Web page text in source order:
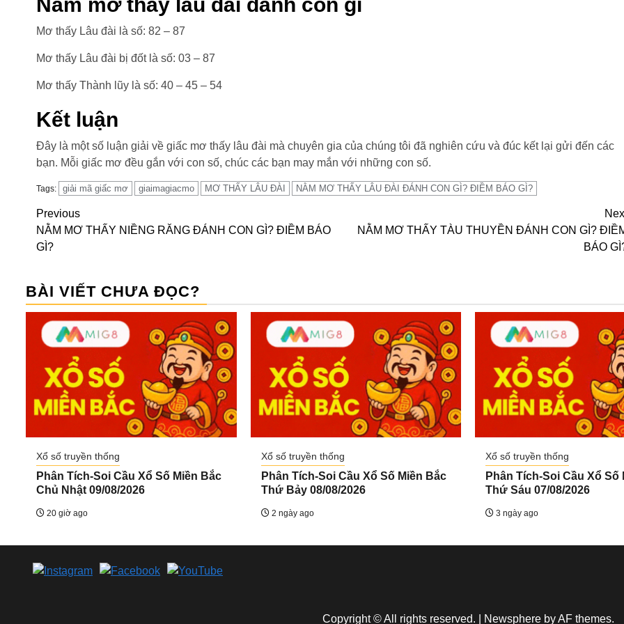
Mơ thấy Lâu đài là số: 82 – 87
Mơ thấy Lâu đài bị đốt là số: 03 – 87
Mơ thấy Thành lũy là số: 40 – 45 – 54
Kết luận
Đây là một số luận giải về giấc mơ thấy lâu đài mà chuyên gia của chúng tôi đã nghiên cứu và đúc kết lại gửi đến các
bạn. Mỗi giấc mơ đều gắn với con số, chúc các bạn may mắn với những con số.
Tags: giải mã giấc mơ giaimagiacmo MƠ THẤY LÂU ĐÀI NẰM MƠ THẤY LÂU ĐÀI ĐÁNH CON GÌ? ĐIỀM BÁO GÌ?
Continue
Reading
Previous
NẰM MƠ THẤY NIỀNG RĂNG ĐÁNH CON GÌ? ĐIỀM BÁO
GÌ?
NẰM MƠ THẤY TÀU THUYỀN ĐÁNH CON GÌ?
BÁO
BÀI VIẾT CHƯA ĐỌC?
Xổ số truyền thống
Phân Tích-Soi Cầu Xổ Số Miền Bắc
Chủ Nhật 09/08/2026
20 giờ ago
Xổ số truyền thống
Phân Tích-Soi Cầu Xổ Số Miền Bắc
Thứ Bảy 08/08/2026
2 ngày ago
Xổ số truyền thống
Phân Tích-Soi Cầu Xổ Số
Thứ Sáu 07/08/2026
3 ngày ago
Copyright © All rights reserved. Newsphereby AF themes.